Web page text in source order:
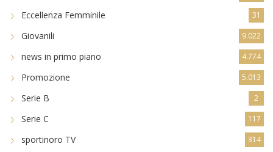
Eccellenza Femminile 31
Giovanili 9.022
news in primo piano 4.774
Promozione 5.013
Serie B 2
Serie C 117
sportinoro TV 314